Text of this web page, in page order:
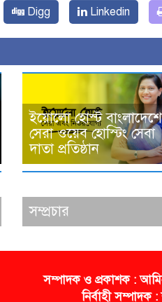
Digg Linkedin
ইয়োলো হোস্ট
সেরা ওয়েব হোস্টিং সেবা
দাতা প্রতিষ্ঠান
সম্প্রচার
সম্পাদক ও প্রকাশক :
নির্বাহী